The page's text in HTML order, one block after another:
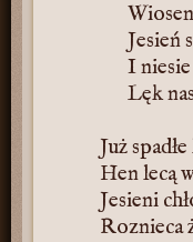
Jesień
I
Lęk
Już
Hen lecą
Jesieni
Roznieca